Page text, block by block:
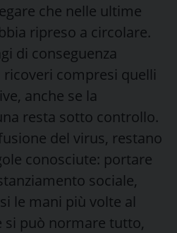
che nelle ultime
ripreso a circolare.
di conseguenza
compresi quelli
anche se la
resta sotto controllo.
del virus, restano
conosciute: portare
sociale,
le mani più volte al
si può normare tutto,